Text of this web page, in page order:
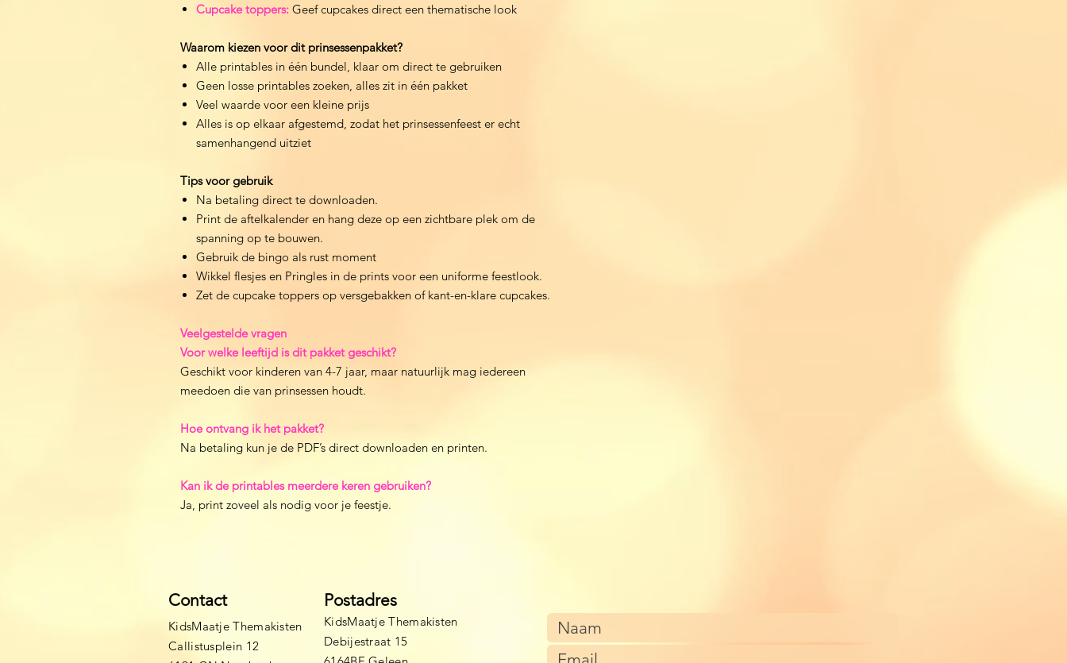
Cupcake toppers: Geef cupcakes direct een thematische look
Waarom kiezen voor dit prinsessenpakket?
Alle printables in één bundel, klaar om direct te gebruiken
Geen losse printables zoeken, alles zit in één pakket
Veel waarde voor een kleine prijs
Alles is op elkaar afgestemd, zodat het prinsessenfeest er echt
samenhangend uitziet
Tips voor gebruik
Na betaling direct te downloaden.
Print de aftelkalender en hang deze op een zichtbare plek om de
spanning op te bouwen.
Gebruik de bingo als rust moment
Wikkel flesjes en Pringles in de prints voor een uniforme feestlook.
Zet de cupcake toppers op versgebakken of kant-en-klare cupcakes.
Veelgestelde vragen
Voor welke leeftijd is dit pakket geschikt?
Geschikt voor kinderen van 4-7 jaar, maar natuurlijk mag iedereen
meedoen die van prinsessen houdt.
Hoe ontvang ik het pakket?
Na betaling kun je de PDF’s direct downloaden en printen.
Kan ik de printables meerdere keren gebruiken?
Ja, print zoveel als nodig voor je feestje.
Contact
KidsMaatje Themakisten
Callistusplein 12
Postadres
KidsMaatje Themakisten
Debijestraat 15